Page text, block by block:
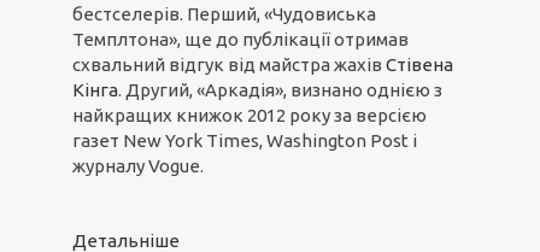
бестселерів. Перший, «Чудовиська
Темплтона», ще до публікації отримав
схвальний відгук від майстра жахів Стівена
Кінга. Другий, «Аркадія», визнано однією з
найкращих книжок 2012 року за версією
газет New York Times, Washington Post і
журналу Vogue.
Детальніше